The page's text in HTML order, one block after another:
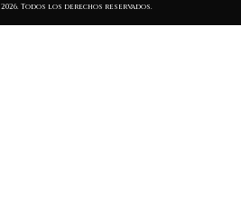
2026. Todos los derechos reservados.